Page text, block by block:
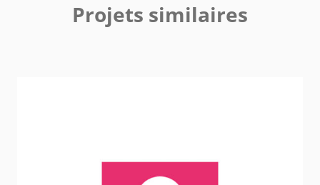
Projets similaires